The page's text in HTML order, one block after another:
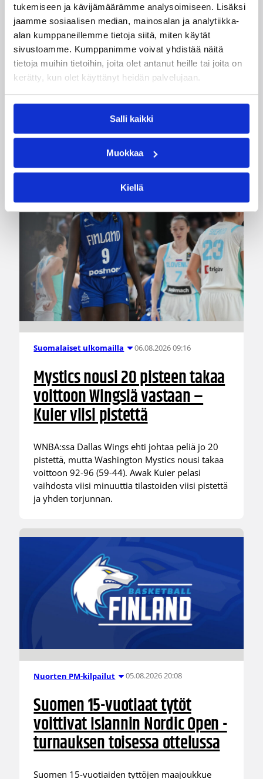
tukemiseen ja kävijämäärämme analysoimiseen. Lisäksi
jaamme sosiaalisen median, mainosalan ja analytiikka-
alan kumppaneillemme tietoja siitä, miten käytät
sivustoamme. Kumppanimme voivat yhdistää näitä
tietoja muihin tietoihin, joita olet antanut heille tai joita on
kerätty, kun olet käyttänyt heidän palvelujaan.
Salli kaikki
Muokkaa
Kiellä
Kategoriat
Pääjuttu Suomalaiset ulkomailla
Katso myös
Suomalaiset ulkomailla 06.08.2026 09:16
Mystics nousi 20 pisteen takaa
voittoon Wingsiä vastaan –
Kuier viisi pistettä
WNBA:ssa Dallas Wings ehti johtaa peliä jo 20
pistettä, mutta Washington Mystics nousi takaa
voittoon 92-96 (59-44). Awak Kuier pelasi
vaihdosta viisi minuuttia tilastoiden viisi pistettä
ja yhden torjunnan.
Nuorten PM-kilpailut 05.08.2026 20:08
Suomen 15-vuotiaat tytöt
voittivat Islannin Nordic Open -
turnauksen toisessa ottelussa
Suomen 15-vuotiaiden tyttöjen maajoukkue